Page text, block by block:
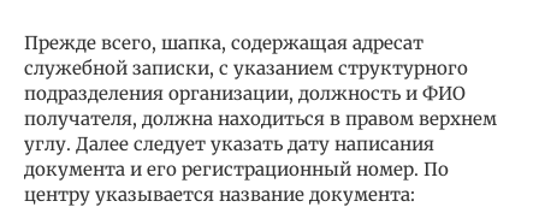
Прежде всего, шапка, содержащая адресат
служебной записки, с указанием структурного
подразделения организации, должность и ФИО
получателя, должна находиться в правом верхнем
углу. Далее следует указать дату написания
документа и его регистрационный номер. По
центру указывается название документа: